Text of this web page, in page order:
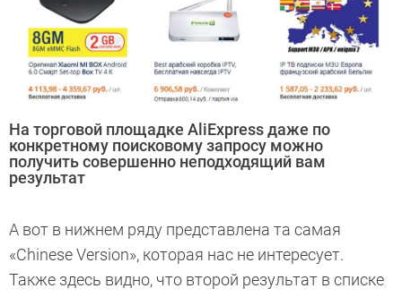
На торговой площадке AliExpress даже по
конкретному поисковому запросу можно
получить совершенно неподходящий вам
результат
А вот в нижнем ряду представлена та самая
«Chinese Version», которая нас не интересует.
Также здесь видно, что второй результат в списке